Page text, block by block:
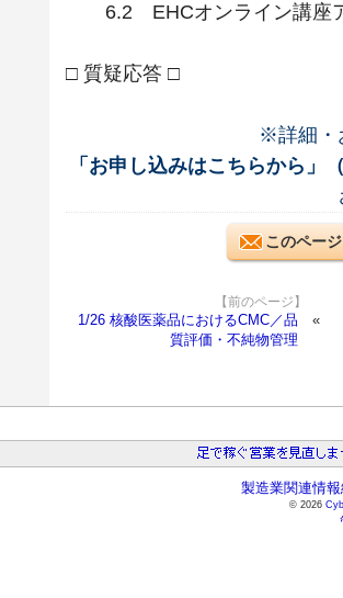
6.2 EHCオンライン講座
□ 質疑応答 □
※詳細・
「お申し込みはこちらから」
このペー
【前のページ】
1/26 核酸医薬品におけるCMC／品
質評価・不純物管理
製造業関連情
© 2026